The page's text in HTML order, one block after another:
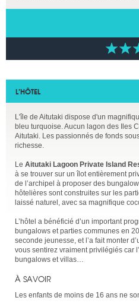
L’HÔTEL
L'île de Aitutaki dispose d'un
bleu turquoise. Aucun lagon des Iles
Aitutaki. Les passionnés de fonds
richesse.
Le Aitutaki Lagoon Private Island
à se trouver sur un îlot entièrement
de l’archipel à proposer des
hôtelières sont construites sur les
laissé naturel, avec sa magnifique
L’hôtel a bénéficié d’un important
bungalows et parties communes en
seconde jeunesse, et l’a fait monter
vous sentirez vraiment privilégiés car
bungalows et villas…
À SAVOIR
Les enfants de moins de 16 ans ne